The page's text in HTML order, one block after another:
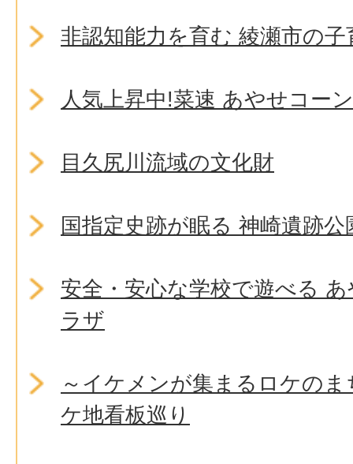
非認知能力を育む 綾瀬市の子
人気上昇中!菜速 あやせコーン
目久尻川流域の文化財
国指定史跡が眠る 神崎遺跡公
安全・安心な学校で遊べる
ラザ
～イケメンが集まるロケの
ケ地看板巡り